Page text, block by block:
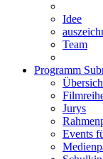
Idee
Team
Programm
Jurys
Events